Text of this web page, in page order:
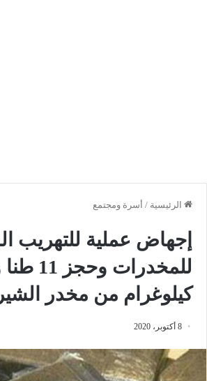
الرئيسية / أسرة ومجتمع
إجهاض عملية للتهريب
كيلوغرام من مخدر
8 أكتوبر، 2020